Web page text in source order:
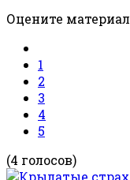
Оцените материал
1
2
3
4
5
(4 голосов)